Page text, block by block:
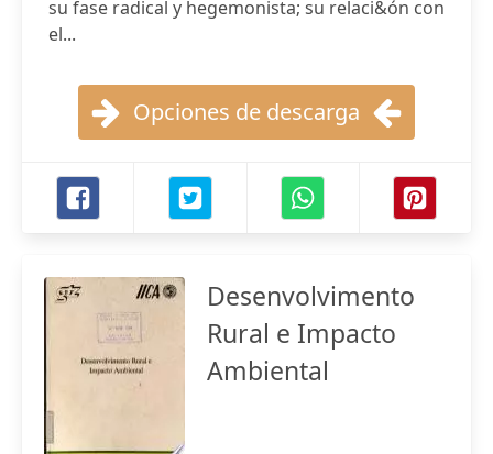
su fase radical y hegemonista; su relaci&ón con
el...
Opciones de descarga
Desenvolvimento
Rural e Impacto
Ambiental